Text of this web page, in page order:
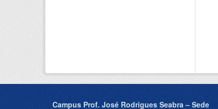
Campus Prof. José Rodrigues Seabra – Sede